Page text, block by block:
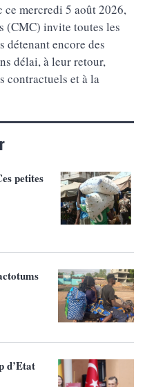
mercredi 5 août 2026,
(CMC) invite toutes les
détenant encore des
délai, à leur retour,
contractuels et à la
petites
d’Etat